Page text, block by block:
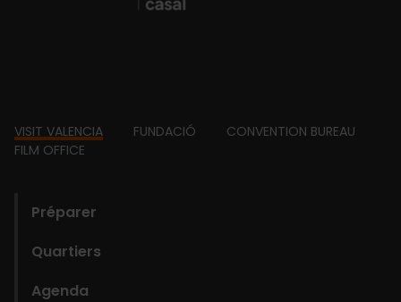
Footer
VISIT VALENCIA FUNDACIÓ
CONVENTION BUREAU
FILM OFFICE
Préparer
Quartiers
Agenda